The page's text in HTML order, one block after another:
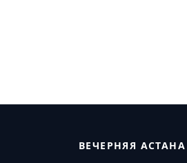
ВЕЧЕРНЯЯ АСТАНА